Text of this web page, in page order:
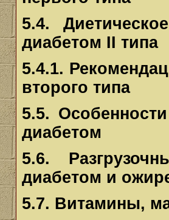
5.4.
диабетом II типа
5.4.1.
второго типа
5.5.
диабетом
5.6.
диабетом и
5.7. Витамины,